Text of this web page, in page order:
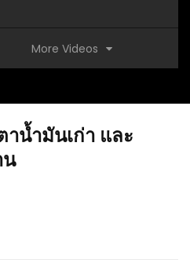
More Videos
น้ำมันเก่า และ
น